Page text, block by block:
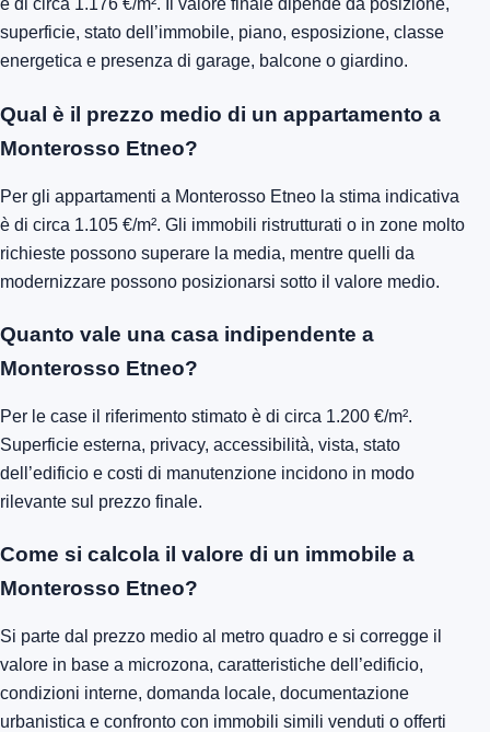
è di circa 1.176 €/m². Il valore finale dipende da posizione,
superficie, stato dell’immobile, piano, esposizione, classe
energetica e presenza di garage, balcone o giardino.
Qual è il prezzo medio di un appartamento a
Monterosso Etneo?
Per gli appartamenti a Monterosso Etneo la stima indicativa
è di circa 1.105 €/m². Gli immobili ristrutturati o in zone molto
richieste possono superare la media, mentre quelli da
modernizzare possono posizionarsi sotto il valore medio.
Quanto vale una casa indipendente a
Monterosso Etneo?
Per le case il riferimento stimato è di circa 1.200 €/m².
Superficie esterna, privacy, accessibilità, vista, stato
dell’edificio e costi di manutenzione incidono in modo
rilevante sul prezzo finale.
Come si calcola il valore di un immobile a
Monterosso Etneo?
Si parte dal prezzo medio al metro quadro e si corregge il
valore in base a microzona, caratteristiche dell’edificio,
condizioni interne, domanda locale, documentazione
urbanistica e confronto con immobili simili venduti o offerti